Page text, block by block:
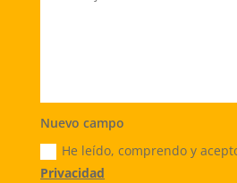
Nuevo campo
He leído, comprendo y
Privacidad